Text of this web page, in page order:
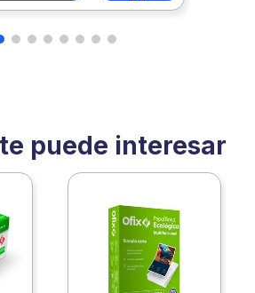
puede interesar